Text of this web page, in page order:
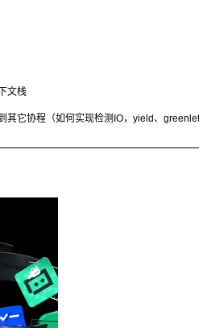
文栈
其它协程（如何实现检测IO，yield、greenlet